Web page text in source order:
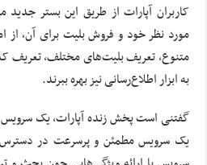
کاربران آپارات از طریق این بستر جدید
مورد نظر خود و فروش بلیت برای آن، از
متنوع، تعریف بلیت‌های مختلف،
به ابزار اطلاع‌رسانی نیز بهره ببرند.
گفتنی است پخش‌ زنده آپارات، یک
یک سرویس مطمئن و پرسرعت در دسترس